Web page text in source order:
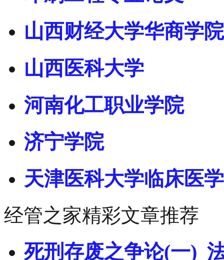
山西财经大学华商学院
山西医科大学
河南化工职业学院
济宁学院
天津医科大学临床医
经管之家精彩文章推荐
死刑存废之争论(一)_